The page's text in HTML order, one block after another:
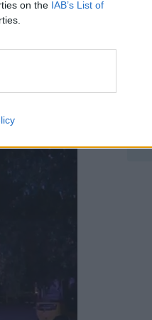
on the IAB’s List of
cât și la